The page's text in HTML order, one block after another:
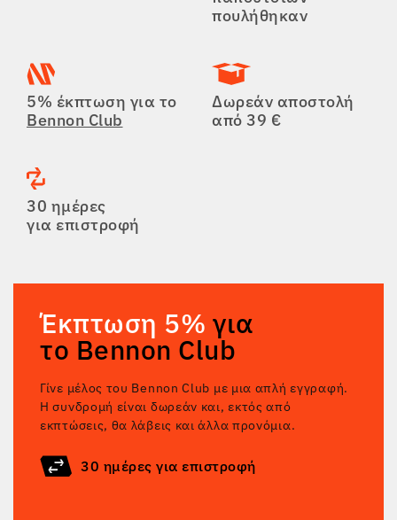
πουλήθηκαν
5% έκπτωση για το
Bennon Club
Δωρεάν αποστολή
από 39 €
30 ημέρες
για επιστροφή
Έκπτωση 5% για
το Bennon Club
Γίνε μέλος του Bennon Club με μια απλή εγγραφή.
Η συνδρομή είναι δωρεάν και, εκτός από
εκπτώσεις, θα λάβεις και άλλα προνόμια.
30 ημέρες για επιστροφή